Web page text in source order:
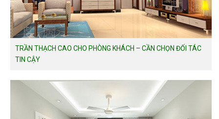
TRẦN THẠCH CAO CHO PHÒNG KHÁCH – CẦN CHỌN ĐỐI TÁC
TIN CẬY